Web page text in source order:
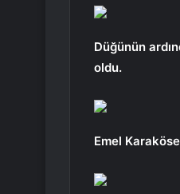
Düğünün
oldu.
Emel